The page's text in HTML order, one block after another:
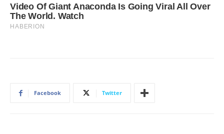
Facebook Twitter